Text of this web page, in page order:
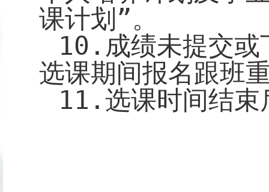
课计划”。
10 . 成绩未提交
选课期间报名跟班
11 . 选课时间结